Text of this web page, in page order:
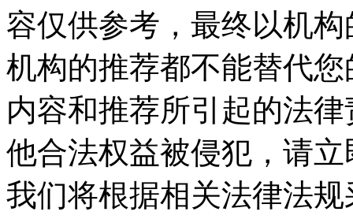
容仅供参考，最终以机
机构的推荐都不能替代
内容和推荐所引起的法
他合法权益被侵犯，请
我们将根据相关法律法